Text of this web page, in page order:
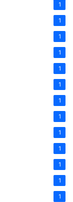
1
1
1
1
1
1
1
1
1
1
1
1
1